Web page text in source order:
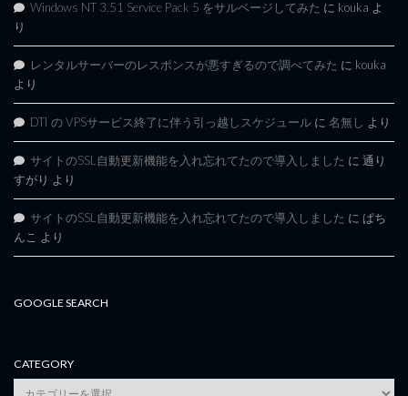
Windows NT 3.51 Service Pack 5 をサルベージしてみた に kouka よ
り
レンタルサーバーのレスポンスが悪すぎるので調べてみた に kouka
より
DTI の VPSサービス終了に伴う引っ越しスケジュール に 名無し より
サイトのSSL自動更新機能を入れ忘れてたので導入しました に 通り
すがり より
サイトのSSL自動更新機能を入れ忘れてたので導入しました に ぱち
んこ より
GOOGLE SEARCH
CATEGORY
category